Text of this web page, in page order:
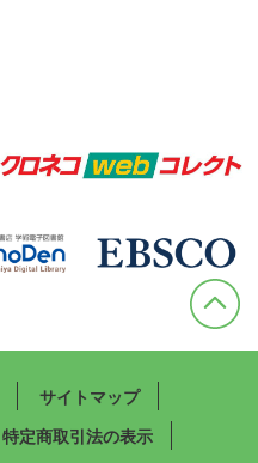
サイトマップ
特定商取引法の表示